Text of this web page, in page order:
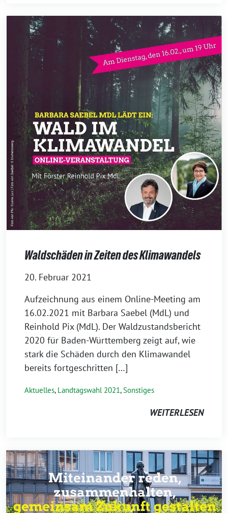
Waldschäden in Zeiten des Klimawandels
20. Februar 2021
Aufzeichnung aus einem Online-Meeting am
16.02.2021 mit Barbara Saebel (MdL) und
Reinhold Pix (MdL). Der Waldzustandsbericht
2020 für Baden-Württemberg zeigt auf, wie
stark die Schäden durch den Klimawandel
bereits fortgeschritten […]
Aktuelles, Landtagswahl 2021,Sonstiges
WEITERLESEN